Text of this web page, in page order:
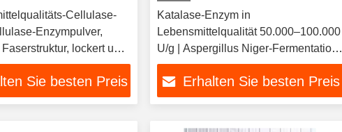
Cellulase-
Enzympulver,
lockert und
verwendet für
Fruchtsaft,
anpassbare Aktivität.
Sie besten Preis
Katalase-Enzym in
Lebensmittelqualität 50.000–100.000
U/g | Aspergillus Niger-Fermentation,
Entfernung von H2O2-Rückständen
für Milchprodukte, Backwaren, Eier
und Getränke | ISO22000
Erhalten Sie besten Preis